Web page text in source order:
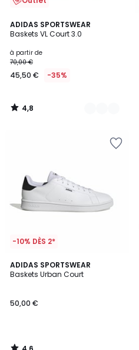
ADIDAS SPORTSWEAR
Baskets VL Court 3.0
à partir de
70,00 €
45,50 € -35%
4,8
/ 5
4
Couleurs
4,8
/
-10% DÈS 2*
ADIDAS SPORTSWEAR
Baskets Urban Court
50,00 €
4,6
/ 5